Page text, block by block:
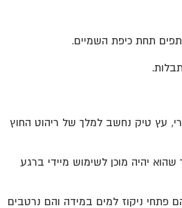
תחת כיפת השמיים.
עץ טיק נחשב למלך של ריהוט החוץ
יהיה מוכן לשימוש מיידי ברגע
פתחי ניקוז למים במידה והם נרטבים